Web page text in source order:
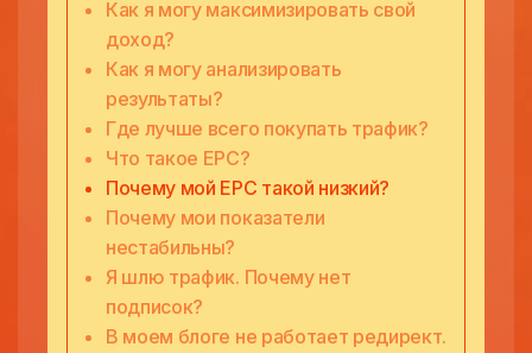
Как я могу максимизировать свой
доход?
Как я могу анализировать
результаты?
Где лучше всего покупать трафик?
Что такое EPC?
Почему мой EPC такой низкий?
Почему мои показатели
нестабильны?
Я шлю трафик. Почему нет
подписок?
В моем блоге не работает редирект.